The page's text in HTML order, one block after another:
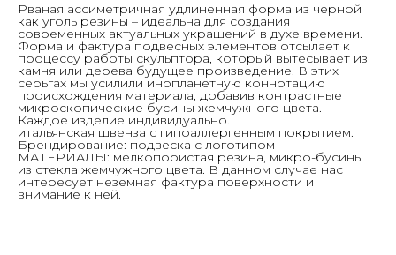
Рваная ассиметричная удлиненная форма из черной
как уголь резины – идеальна для создания
современных актуальных украшений в духе времени.
Форма и фактура подвесных элементов отсылает к
процессу работы скульптора, который вытесывает из
камня или дерева будущее произведение. В этих
серьгах мы усилили инопланетную коннотацию
происхождения материала, добавив контрастные
микроскопические бусины жемчужного цвета.
Каждое изделие индивидуально.
итальянская швенза с гипоаллергенным покрытием.
Брендирование: подвеска с логотипом
МАТЕРИАЛЫ: мелкопористая резина, микро-бусины
из стекла жемчужного цвета. В данном случае нас
интересует неземная фактура поверхности и
внимание к ней.